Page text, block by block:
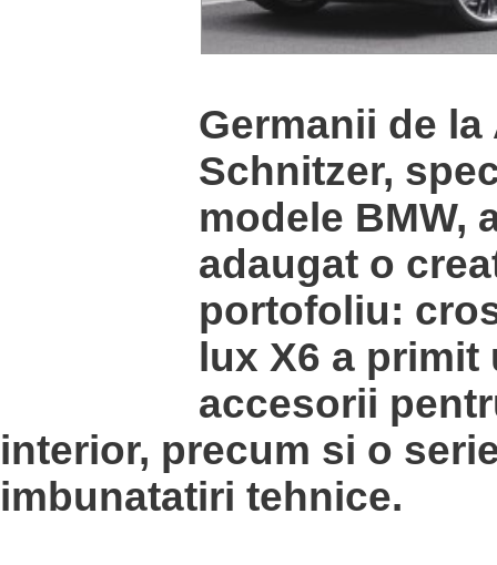
Germanii de la
Schnitzer,
modele BMW,
adaugat o
portofoliu:
lux X6 a primit
accesorii
interior, precum si o
imbunatatiri tehnice.